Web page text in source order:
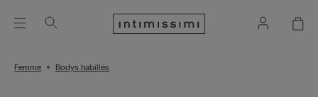
Femme Bodys habillés